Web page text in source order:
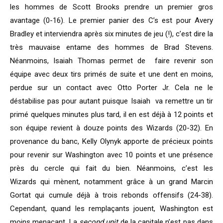
les hommes de Scott Brooks prendre un premier gros
avantage (0-16). Le premier panier des C’s est pour Avery
Bradley et interviendra après six minutes de jeu (!), c’est dire la
très mauvaise entame des hommes de Brad Stevens.
Néanmoins, Isaiah Thomas permet de faire revenir son
équipe avec deux tirs primés de suite et une dent en moins,
perdue sur un contact avec Otto Porter Jr. Cela ne le
déstabilise pas pour autant puisque Isaiah va remettre un tir
primé quelques minutes plus tard, il en est déjà à 12 points et
son équipe revient à douze points des Wizards (20-32). En
provenance du banc, Kelly Olynyk apporte de précieux points
pour revenir sur Washington avec 10 points et une présence
près du cercle qui fait du bien. Néanmoins, c’est les
Wizards qui mènent, notamment grâce à un grand Marcin
Gortat qui cumule déjà à trois rebonds offensifs (24-38).
Cependant, quand les remplaçants jouent, Washington est